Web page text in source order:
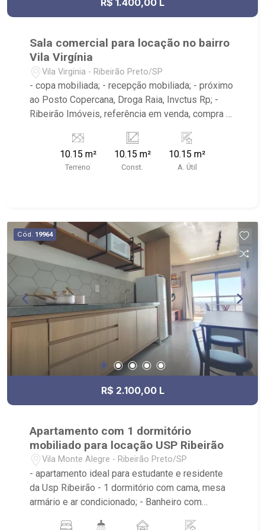
R$ 1.400,00 L
Sala comercial para locação no bairro
Vila Virgínia
Vila Virginia - Ribeirão Preto/SP
- copa mobiliada; - recepção mobiliada; - próximo
ao Posto Copercana, Droga Raia, Invctus Rp; -
Ribeirão Imóveis, referência em venda, compra e
afinal Somos e Vivemos Ribeirão:
10.15 m²
Terreno
10.15 m²
Const.
10.15 m²
A. Útil
Cód. 19964
R$ 2.100,00 L
Apartamento com 1 dormitório
mobiliado para locação USP Ribeirão
Vila Monte Alegre - Ribeirão Preto/SP
- apartamento ideal para estudante e residente
da Usp Ribeirão - 1 dormitório com cama, mesa
armário e ar condicionado; - Banheiro com